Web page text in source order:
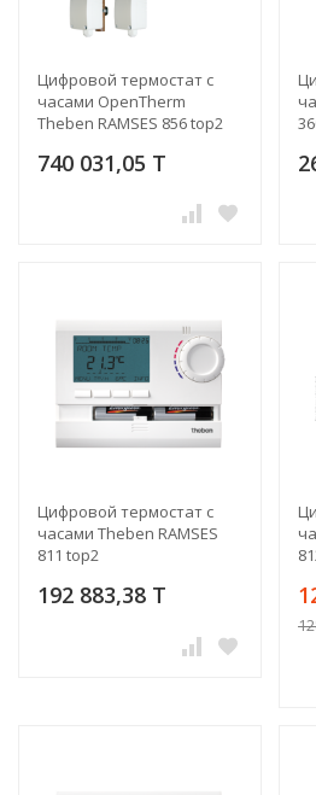
Цифровой термостат с
часами OpenTherm
Theben RAMSES 856 top2
740 031,05 T
Цифровой термостат с
часами Theben RAMSES
811 top2
192 883,38 T